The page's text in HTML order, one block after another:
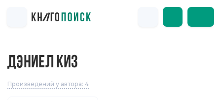
ДЭНИЕЛ КИЗ
Произведений у автора: 4